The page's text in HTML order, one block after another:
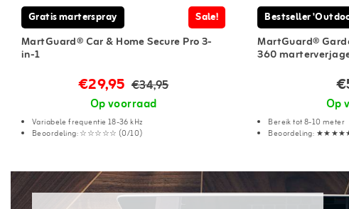
Gratis marterspray Sale!
MartGuard® Car & Home Secure Pro 3-
in-1
€29,95 €34,95
Op voorraad
Variabele frequentie 18-36 kHz
Beoordeling: ☆☆☆☆☆ (0/10)
Bestseller
MartGuard®
360
Op
Bereik tot 8-10 meter
Beoordeling: